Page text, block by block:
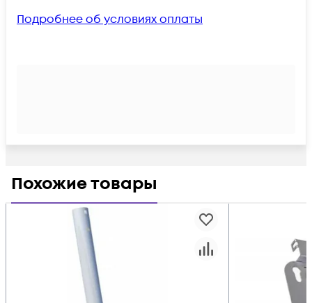
Подробнее об условиях оплаты
Похожие товары